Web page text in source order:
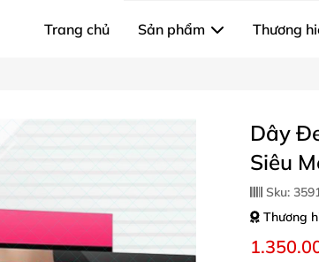
Trang chủ Sản phẩm Thương
Dây
Siêu
Sku:
Thương